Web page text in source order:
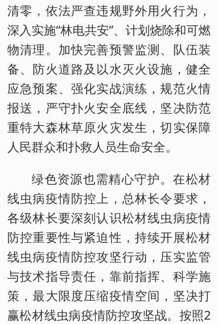
清零，依法严查违规野外用火行为，
深入实施“林电共安”、计划烧除和可燃
物清理。加快完善预警监测、队伍装
备、防火道路及以水灭火设施，健全
应急预案、强化实战演练，规范火情
报送，严守扑火安全底线，坚决防范
重特大森林草原火灾发生，切实保障
人民群众和扑救人员生命安全。
绿色资源也需精心守护。在松材
线虫病疫情防控上，总林长令要求，
各级林长要深刻认识松材线虫病疫情
防控重要性与紧迫性，持续开展松材
线虫病疫情防控攻坚行动，压实监管
与技术指导责任，靠前指挥、科学施
策，最大限度压缩疫情空间，坚决打
赢松材线虫病疫情防控攻坚战。按照2